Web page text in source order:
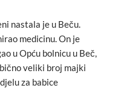
nastala je u Beču.
medicinu. On je
u Opću bolnicu u Beč,
veliki broj majki
za babice